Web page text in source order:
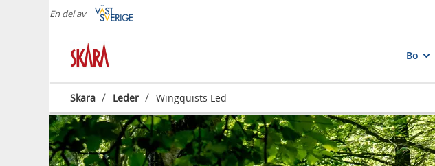
En del av
Bo
Skara / Leder / Wingquists Led